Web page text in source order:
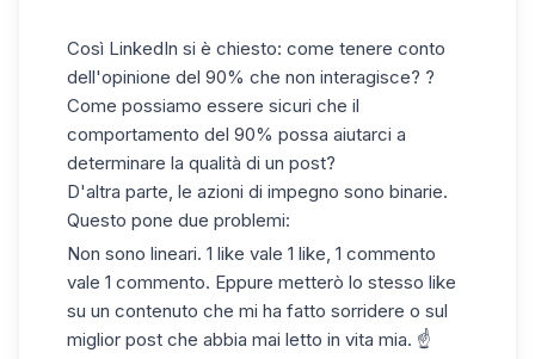
Così LinkedIn si è chiesto: come tenere conto
dell'opinione del 90% che non interagisce? ?
Come possiamo essere sicuri che il
comportamento del 90% possa aiutarci a
determinare la qualità di un post?
D'altra parte, le azioni di impegno sono binarie.
Questo pone due problemi:
Non sono lineari. 1 like vale 1 like, 1 commento
vale 1 commento. Eppure metterò lo stesso like
su un contenuto che mi ha fatto sorridere o sul
miglior post che abbia mai letto in vita mia. ☝️